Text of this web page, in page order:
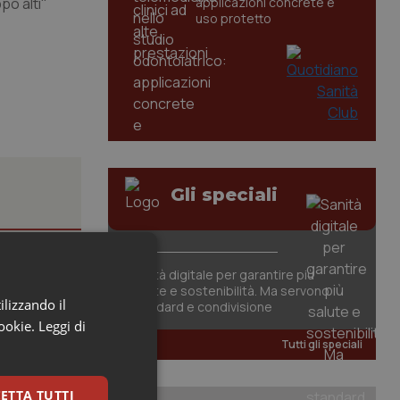
Salute
uso protetto
Gli speciali
Sanità digitale per garantire più
salute e sostenibilità. Ma servono
standard e condivisione
Tutti gli speciali
il
Leggi di
TUTTI